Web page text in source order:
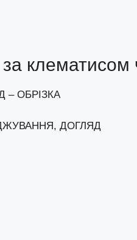
клематисом
– ОБРІЗКА
ДОГЛЯД